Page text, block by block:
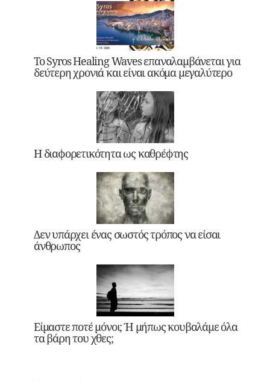
Το Syros Healing Waves επαναλαμβάνεται για
δεύτερη χρονιά και είναι ακόμα μεγαλύτερο
Η διαφορετικότητα ως καθρέφτης
Δεν υπάρχει ένας σωστός τρόπος να είσαι
άνθρωπος
Είμαστε ποτέ μόνοι; Ή μήπως κουβαλάμε όλα
τα βάρη του χθες;